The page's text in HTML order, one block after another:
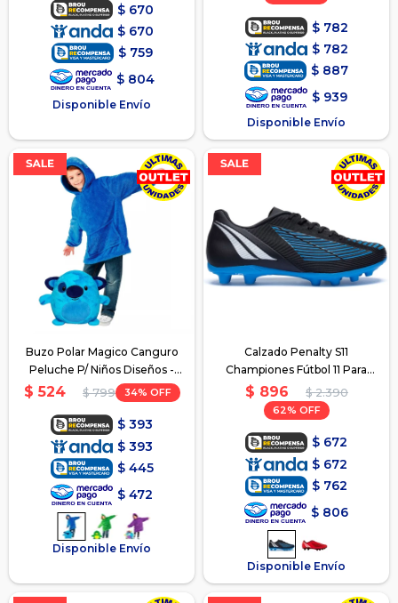
$ 670
$ 670
$ 759
$ 804
Disponible Envío
$ 782
$ 782
$ 887
$ 939
Disponible Envío
Buzo Polar Magico Canguro
Peluche P/ Niños Diseños -
Azul
$ 524 $ 799 34
$ 393
$ 393
$ 445
$ 472
Disponible Envío
Calzado Penalty S11
Championes Fútbol 11 Para
Niños - Azul
$ 896 $ 2.390
62
$ 672
$ 672
$ 762
$ 806
Disponible Envío